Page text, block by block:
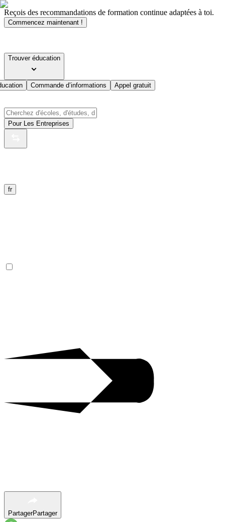
Reçois des recommandations de formation continue adaptées à toi.
Commencez maintenant !
Trouver éducation
Commande d’informations Appel gratuit
Pour Les Entreprises
fr
PartagerPartager